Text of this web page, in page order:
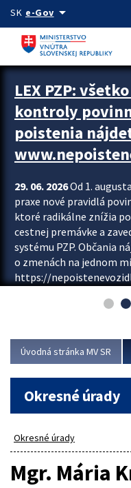
Preskocit na hlavný obsah
SK e-Govarrow_drop_down
Zastavit automatický posun
LEX PZP:
kontroly
poistenia
29. 06. 2026Od 1.
praxe nové pravidlá
ktoré radikálne znížia
cestnej premávke a
systému PZP. Občania
o zmenách na jednom
https://
asociácie poisťovní
Viac
Úvodná stránka MV SR
Okresné úrady
Okresné úrady
Mgr. Mária